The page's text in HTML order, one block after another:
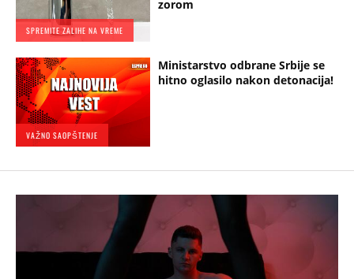
SPREMITE ZALIHE NA VREME
zorom
VAŽNO SAOPŠTENJE
Ministarstvo odbrane Srbije se
hitno oglasilo nakon detonacija!